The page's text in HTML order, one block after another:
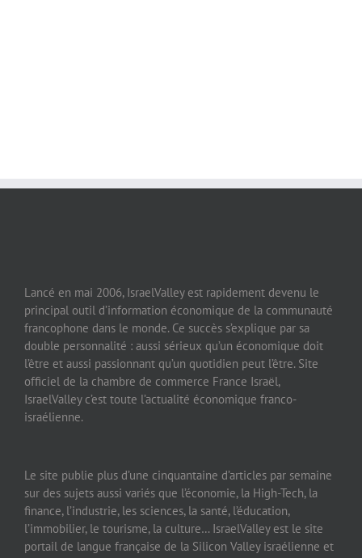
Lancé en mai 2006, IsraelValley est rapidement devenu le
principal outil d’information économique de la communauté
francophone dans le monde. Ce succès s’explique par sa
double personnalité : aussi sérieux qu’un économique doit
l’être et aussi passionnant qu’un quotidien peut l’être. Site
officiel de la chambre de commerce France Israël,
IsraelValley c’est toute l’actualité économique franco-
Le site publie plus d’une cinquantaine d’articles par semaine
sur des sujets aussi variés que l’économie, la High-Tech, la
finance, l’industrie, les sciences, la santé, l’éducation,